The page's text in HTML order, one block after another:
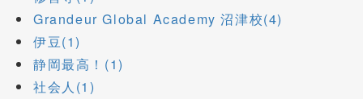
Grandeur Global Academy 沼津校(4)
伊豆(1)
静岡最高！(1)
社会人(1)